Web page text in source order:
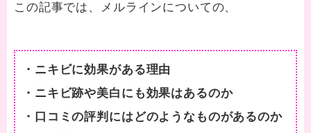
この記事では、メルラインについての、
・ニキビに効果がある理由
・ニキビ跡や美白にも効果はあるのか
・口コミの評判にはどのようなものがあるのか